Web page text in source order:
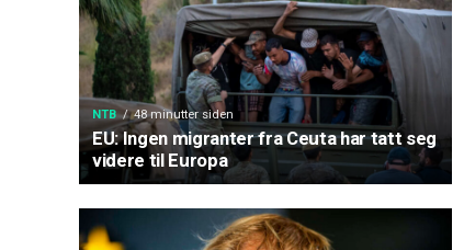
NTB 48 minutter siden
EU: Ingen migranter fra Ceuta har tatt seg
videre til Europa